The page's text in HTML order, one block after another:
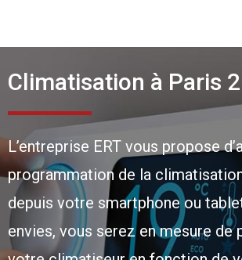
Climatisation à Paris
L’entreprise ERT vous propose
programmation de la
depuis votre smartphone ou
envies, vous serez en mesure de